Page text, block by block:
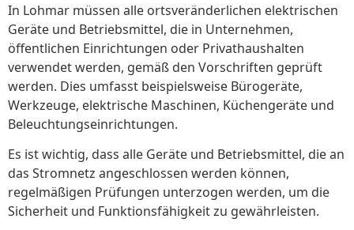
In Lohmar müssen alle ortsveränderlichen elektrischen
Geräte und Betriebsmittel, die in Unternehmen,
öffentlichen Einrichtungen oder Privathaushalten
verwendet werden, gemäß den Vorschriften geprüft
werden. Dies umfasst beispielsweise Bürogeräte,
Werkzeuge, elektrische Maschinen, Küchengeräte und
Beleuchtungseinrichtungen.
Es ist wichtig, dass alle Geräte und Betriebsmittel, die an
das Stromnetz angeschlossen werden können,
regelmäßigen Prüfungen unterzogen werden, um die
Sicherheit und Funktionsfähigkeit zu gewährleisten.